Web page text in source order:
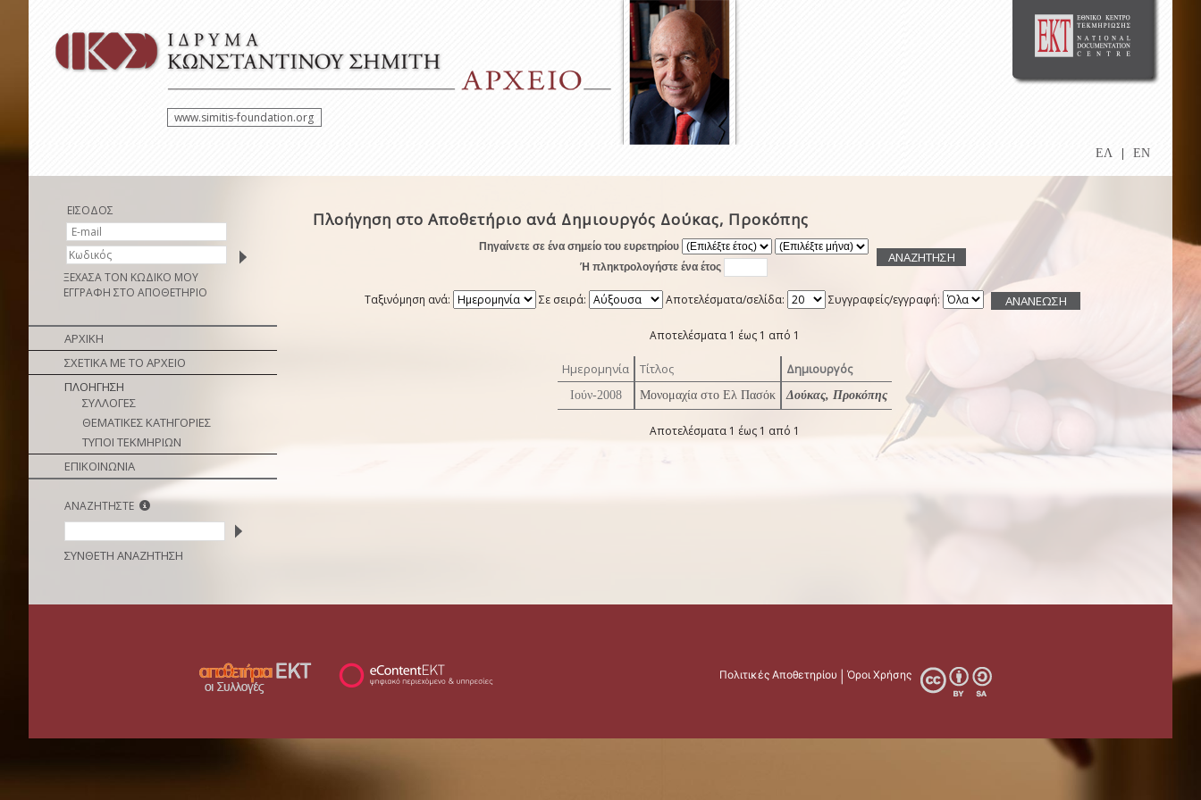
www.simitis-foundation.org
ΕΛ EN
ΕΙΣΟΔΟΣ
ΞΕΧΑΣΑ ΤΟΝ ΚΩΔΙΚΟ ΜΟΥ
ΕΓΓΡΑΦΗ ΣΤΟ ΑΠΟΘΕΤΗΡΙΟ
ΑΡΧΙΚΗ
ΣΧΕΤΙΚΑ ΜΕ ΤΟ ΑΡΧΕΙΟ
ΠΛΟΗΓΗΣΗ
ΣΥΛΛΟΓΕΣ
ΘΕΜΑΤΙΚΕΣ ΚΑΤΗΓΟΡΙΕΣ
ΤΥΠΟΙ ΤΕΚΜΗΡΙΩΝ
ΕΠΙΚΟΙΝΩΝΙΑ
ΑΝΑΖΗΤΗΣΤΕ
ΣΥΝΘΕΤΗ ΑΝΑΖΗΤΗΣΗ
Πλοήγηση στο Αποθετήριο ανά Δημιουργός Δούκας, Προκόπης
Πηγαίνετε σε ένα σημείο του ευρετηρίου
Ή πληκτρολογήστε ένα έτος
Ταξινόμηση ανά: Σε σειρά: Αποτελέσματα/σελίδα: Συγγραφείς/εγγραφή:
Αποτελέσματα 1 έως 1 από 1
Ημερομηνία Τίτλος Δημιουργός
Ιούν-2008 Μονομαχία στο Ελ Πασόκ Δούκας, Προκόπης
Αποτελέσματα 1 έως 1 από 1